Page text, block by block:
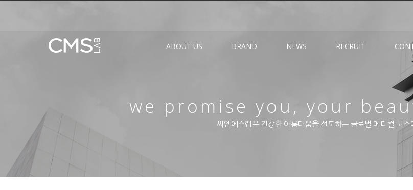
ABOUT US BRAND NEWS RECRUIT
we promise you, your
씨엠에스랩은 건강한 아름다움을 선도하는 글로벌 메디컬 코스